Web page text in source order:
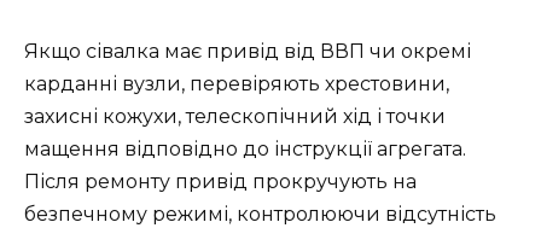
Якщо сівалка має привід від ВВП чи окремі
карданні вузли, перевіряють хрестовини,
захисні кожухи, телескопічний хід і точки
мащення відповідно до інструкції агрегата.
Після ремонту привід прокручують на
безпечному режимі, контролюючи відсутність